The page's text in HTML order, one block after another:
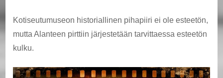
Kotiseutumuseon historiallinen pihapiiri ei ole esteetön,
mutta Alanteen pirttiin järjestetään tarvittaessa esteetön
kulku.